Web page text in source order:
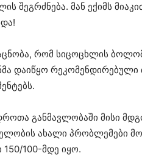
შეგრძნება. მან ექიმს
რომ სიცოცხლის
დაიწყო
განმავლობაში მისი
ახალი პრობლემები
150/100-მდე იყო.